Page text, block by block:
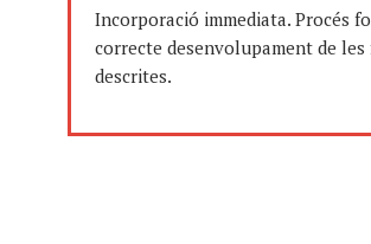
Incorporació immediata. Procés
correcte desenvolupament de les
descrites.